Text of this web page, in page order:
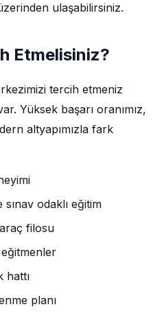
ulaşabilirsiniz.
Etmelisiniz?
tercih etmeniz
Yüksek başarı oranımız,
altyapımızla fark
odaklı eğitim
araç filosu
eğitmenler
hattı
planı